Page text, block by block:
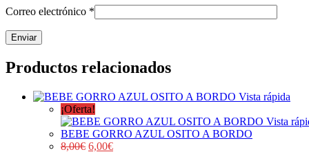
Correo electrónico *
Productos relacionados
Vista rápida
¡Oferta!
Vista
BEBE GORRO AZUL OSITO A BORDO
8,00€ 6,00€